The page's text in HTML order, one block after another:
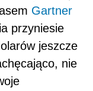
Gartner
przyniesie
jeszcze
nie